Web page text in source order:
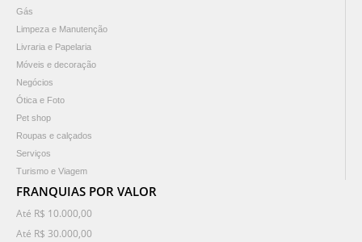
Gás
Limpeza e Manutenção
Livraria e Papelaria
Móveis e decoração
Negócios
Ótica e Foto
Pet shop
Roupas e calçados
Serviços
Turismo e Viagem
FRANQUIAS POR VALOR
Até R$ 10.000,00
Até R$ 30.000,00